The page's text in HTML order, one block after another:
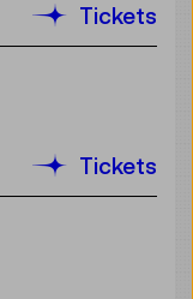
Tickets
Tickets